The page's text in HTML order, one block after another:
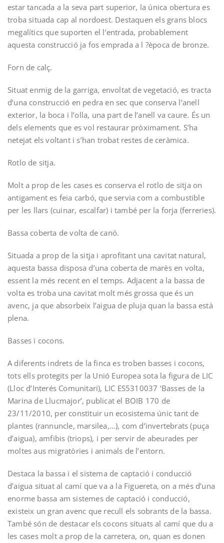
estar tancada a la seva part superior, la única obertura es
troba situada cap al nord­oest. Destaquen els grans blocs
megalítics que suporten el l’entrada, probablement
aquesta construcció ja fos emprada a l ?època de bronze.
Forn de calç.­
Situat enmig de la garriga, envoltat de vegetació, es tracta
d’una construcció en pedra en sec que conserva l’anell
exterior, la boca i l’olla, una part de l’anell va caure. És un
dels elements que es vol restaurar pròximament. S’ha
netejat els voltant i s’han trobat restes de ceràmica.
Rotlo de sitja.­
Molt a prop de les cases es conserva el rotlo de sitja on
antigament es feia carbó, que servia com a combustible
per les llars (cuinar, escalfar) i també per la forja (ferreries).
Bassa coberta de volta de canó.­
Situada a prop de la sitja i aprofitant una cavitat natural,
aquesta bassa disposa d’una coberta de marès en volta,
essent la més recent en el temps. Adjacent a la bassa de
volta es troba una cavitat molt més grossa que és un
avenc, ja que absorbeix l’aigua de pluja quan la bassa està
plena.
Basses i cocons.­
A diferents indrets de la finca es troben basses i cocons,
tots ells protegits per la Unió Europea sota la figura de LIC
(Lloc d’Interés Comunitari), LIC ES5310037 ‘Basses de la
Marina de Llucmajor’, publicat el BOIB 170 de
23/11/2010, per constituir un ecosistema únic tant de
plantes (rannuncle, marsilea,…), com d’invertebrats (puça
d’aigua), amfibis (triops), i per servir de abeurades per
moltes aus migratòries i animals de l’entorn.
Destaca la bassa i el sistema de captació i conducció
d’aigua situat al camí que va a la Figuereta, on a més d’una
enorme bassa am sistemes de captació i conducció,
existeix un gran avenc que recull els sobrants de la bassa.
També són de destacar els cocons situats al camí que du a
les cases molt a prop de la carretera, on, quan es donen